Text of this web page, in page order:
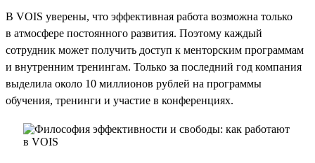
В VOIS уверены, что эффективная работа возможна только
в атмосфере постоянного развития. Поэтому каждый
сотрудник может получить доступ к менторским программам
и внутренним тренингам. Только за последний год компания
выделила около 10 миллионов рублей на программы
обучения, тренинги и участие в конференциях.